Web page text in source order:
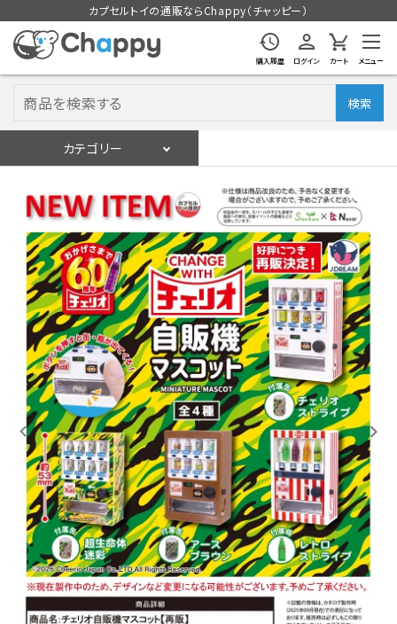
カプセルトイの通販ならChappy（チャッピー）
購入履歴 ログイン カート メニュー
検索
カテゴリー
ログイン 会員登録
入荷スケジュールをチェック
カプセルトイマシン本体
カプセルトイ
販促用空カプセル
レンタル
景品・玩具・文具
販促用カプセルトイ
よくあるご質問